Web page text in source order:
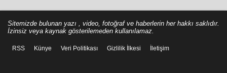
Sitemizde bulunan yazı , video, fotoğraf ve haberlerin her hakkı saklıdır.
İzinsiz veya kaynak gösterilemeden kullanılamaz.
RSS Künye Veri Politikası Gizlilik İlkesi İletişim